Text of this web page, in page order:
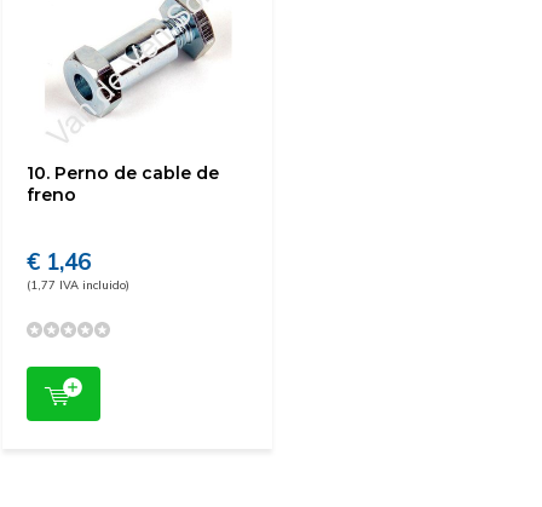
10. Perno de cable de
freno
€ 1,46
(1,77 IVA incluido)